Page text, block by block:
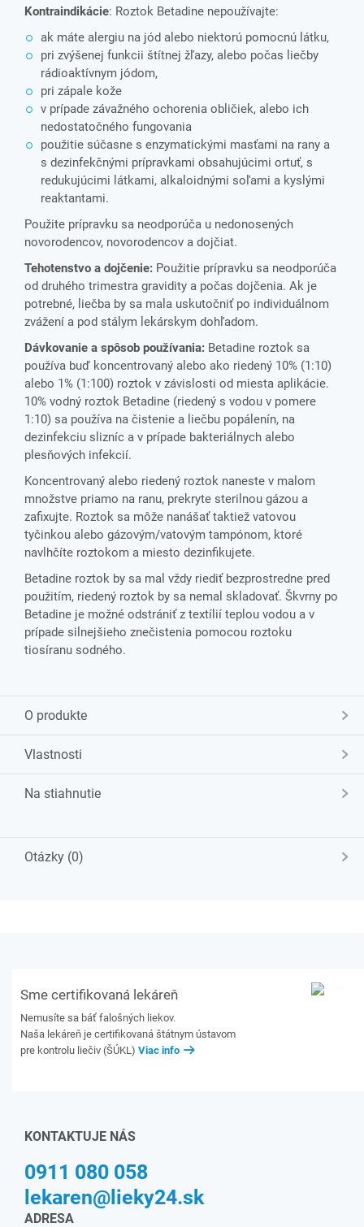
Kontraindikácie: Roztok Betadine nepoužívajte:
ak máte alergiu na jód alebo niektorú pomocnú látku,
pri zvýšenej funkcii štítnej žľazy, alebo počas liečby
rádioaktívnym jódom,
pri zápale kože
v prípade závažného ochorenia obličiek, alebo ich
nedostatočného fungovania
použitie súčasne s enzymatickými masťami na rany a
s dezinfekčnými prípravkami obsahujúcimi ortuť, s
redukujúcimi látkami, alkaloidnými soľami a kyslými
reaktantami.
Použite prípravku sa neodporúča u nedonosených
novorodencov, novorodencov a dojčiat.
Tehotenstvo a dojčenie: Použitie prípravku sa neodporúča
od druhého trimestra gravidity a počas dojčenia. Ak je
potrebné, liečba by sa mala uskutočniť po individuálnom
zvážení a pod stálym lekárskym dohľadom.
Dávkovanie a spôsob používania: Betadine roztok sa
používa buď koncentrovaný alebo ako riedený 10% (1:10)
alebo 1% (1:100) roztok v závislosti od miesta aplikácie.
10% vodný roztok Betadine (riedený s vodou v pomere
1:10) sa používa na čistenie a liečbu popálenín, na
dezinfekciu slizníc a v prípade bakteriálnych alebo
plesňových infekcií.
Koncentrovaný alebo riedený roztok naneste v malom
množstve priamo na ranu, prekryte sterilnou gázou a
zafixujte. Roztok sa môže nanášať taktiež vatovou
tyčinkou alebo gázovým/vatovým tampónom, ktoré
navlhčíte roztokom a miesto dezinfikujete.
Betadine roztok by sa mal vždy riediť bezprostredne pred
použitím, riedený roztok by sa nemal skladovať. Škvrny po
Betadine je možné odstrániť z textílií teplou vodou a v
prípade silnejšieho znečistenia pomocou roztoku
tiosíranu sodného.
O produkte
Vlastnosti
Na stiahnutie
Otázky (0)
Sme certifikovaná lekáreň
Nemusíte sa báť falošných liekov.
Naša lekáreň je certifikovaná štátnym ústavom
pre kontrolu liečiv (ŠÚKL) Viac info
KONTAKTUJE NÁS
0911 080 058
lekaren@lieky24.sk
ADRESA